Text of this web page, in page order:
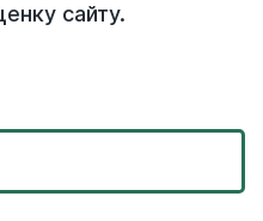
сайту.